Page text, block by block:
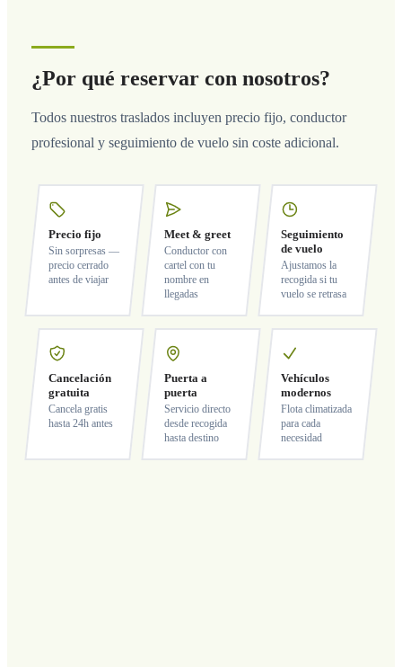
¿Por qué reservar con nosotros?
Todos nuestros traslados incluyen precio fijo, conductor
profesional y seguimiento de vuelo sin coste adicional.
Precio fijo
Sin sorpresas —
precio cerrado
antes de viajar
Meet & greet
Conductor con
cartel con tu
nombre en
llegadas
Seguimiento
de vuelo
Ajustamos la
recogida si tu
vuelo se retrasa
Cancelación
gratuita
Cancela gratis
hasta 24h antes
Puerta a
puerta
Servicio directo
desde recogida
hasta destino
Vehículos
modernos
Flota climatizada
para cada
necesidad